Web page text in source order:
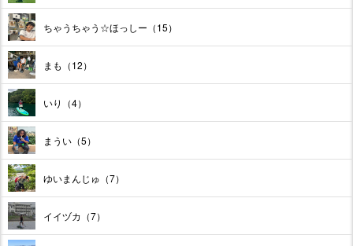
ちゃうちゃう☆ほっしー（15）
まも（12）
いり（4）
まうい（5）
ゆいまんじゅ（7）
イイヅカ（7）